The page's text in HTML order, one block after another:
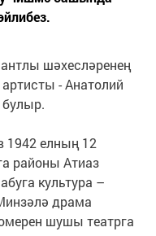
шәхесләренең
- Анатолий
1942 елның 12
районы Атиаз
культура –
драма
шушы театрга